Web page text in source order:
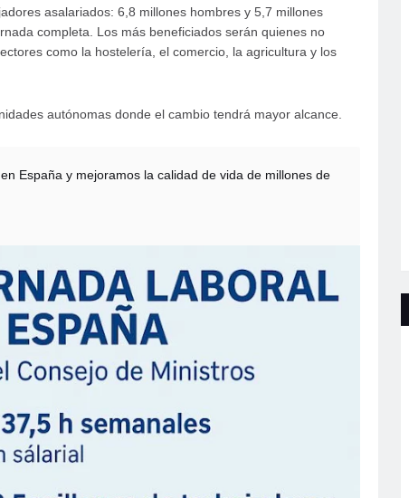
asalariados: 6,8 millones hombres y 5,7 millones
completa. Los más beneficiados serán quienes no
como la hostelería, el comercio, la agricultura y los
autónomas donde el cambio tendrá mayor alcance.
España y mejoramos la calidad de vida de millones de